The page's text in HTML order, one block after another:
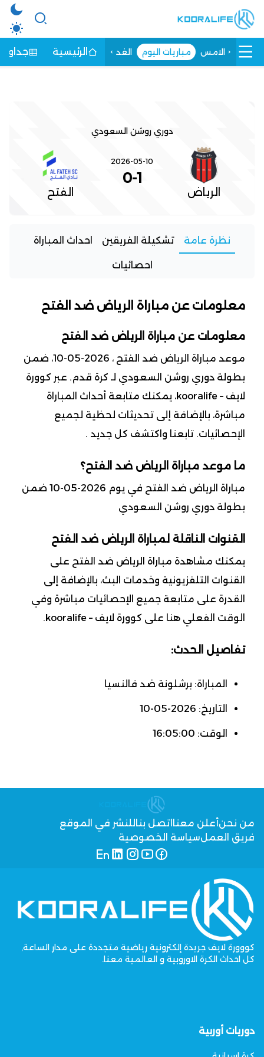
الامس مباريات اليوم الغد الرئيسية جداول
دوري روشن السعودي
الرياض
2026-05-10
1
-
0
الفتح
نظرة عامة تشكيلة الفريقين احداث المباراة
احصائيات
معلومات عن مباراة الرياض ضد الفتح
معلومات عن مباراة الرياض ضد الفتح
موعد مباراة الرياض ضد الفتح ، 2026-05-10، ضمن
بطولة دوري روشن السعودي لـ كرة قدم. عبر كوورة
لايف – kooralife، يمكنك متابعة أحداث المباراة
مباشرة، بالإضافة إلى تحديثات لحظية لجميع
الإحصائيات. تابعنا واكتشف كل جديد .
ما موعد مباراة الرياض ضد الفتح؟
مباراة الرياض ضد الفتح في يوم 2026-05-10 ضمن
بطولة دوري روشن السعودي
القنوات الناقلة لمباراة الرياض ضد الفتح
يمكنك مشاهدة مباراة الرياض ضد الفتح على
القنوات التلفزيونية وخدمات البث، بالإضافة إلى
القدرة على متابعة جميع الإحصائيات مباشرة وفي
الوقت الفعلي هنا على كوورة لايف – kooralife.
تفاصيل الحدث:
المباراة: برشلونة ضد فالنسيا
التاريخ: 2026-05-10
الوقت: 16:05:00
من نحنأعلن معنا اتصل بنا للنشر في الموقع
فريق العملسياسة الخصوصية
كووورة لايف جريدة إلكترونية رياضية متجددة على مدار الساعة,
كل احداث الكرة الاوروبية و العالمية معنا.
دوريات أوربية